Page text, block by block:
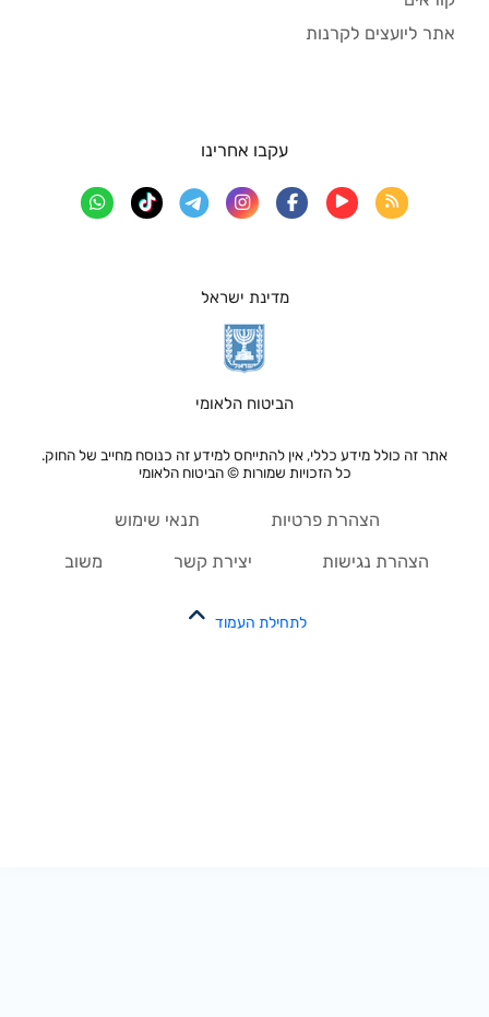
אתר ליועצים לקרנות
מדינת ישראל
הביטוח הלאומי
אתר זה כולל מידע כללי, אין להתייחס למידע זה כנוסח מחייב של החוק.
כל הזכויות שמורות © הביטוח הלאומי
עקבו אחרינו
הצהרת פרטיות תנאי שימוש
הצהרת נגישות יצירת קשר משוב
לתחילת העמוד